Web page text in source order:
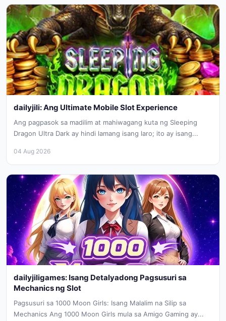
dailyjili: Ang Ultimate Mobile Slot Experience
Ang pagpasok sa madilim at mahiwagang kuta ng Sleeping
Dragon Ultra Dark ay hindi lamang isang laro; ito ay isang...
04 Aug 2026
dailyjiligames: Isang Detalyadong Pagsusuri sa
Mechanics ng Slot
Pagsusuri sa 1000 Moon Girls: Isang Malalim na Silip sa
Mechanics Ang 1000 Moon Girls mula sa Amigo Gaming ay...